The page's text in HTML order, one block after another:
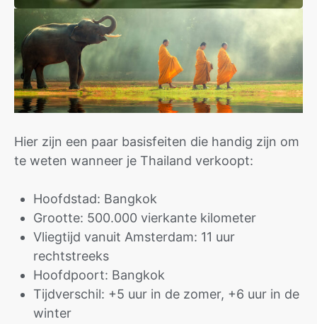
Hier zijn een paar basisfeiten die handig zijn om
te weten wanneer je Thailand verkoopt:
Hoofdstad: Bangkok
Grootte: 500.000 vierkante kilometer
Vliegtijd vanuit Amsterdam: 11 uur
rechtstreeks
Hoofdpoort: Bangkok
Tijdverschil: +5 uur in de zomer, +6 uur in de
winter